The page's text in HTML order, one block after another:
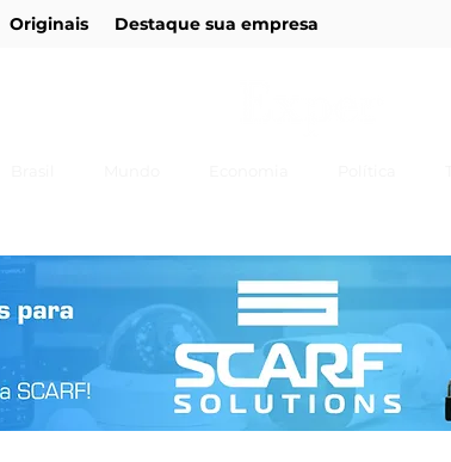
Originais Destaque sua empresa